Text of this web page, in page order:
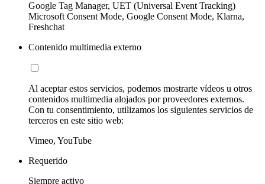
Google Tag Manager, UET (Universal Event Tracking)
Microsoft Consent Mode, Google Consent Mode, Klarna,
Freshchat
Contenido multimedia externo
Al aceptar estos servicios, podemos mostrarte vídeos u otros
contenidos multimedia alojados por proveedores externos.
Con tu consentimiento, utilizamos los siguientes servicios de
terceros en este sitio web:
Vimeo, YouTube
Requerido
Siempre activo